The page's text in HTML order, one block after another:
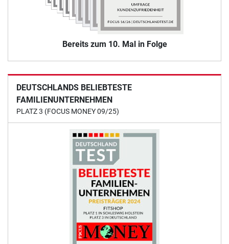
Bereits zum 10. Mal in Folge
DEUTSCHLANDS BELIEBTESTE
FAMILIENUNTERNEHMEN
PLATZ 3 (FOCUS MONEY 09/25)